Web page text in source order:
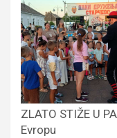
ZLATO STIŽE U
Evropu